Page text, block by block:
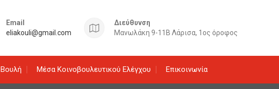
Email
eliakouli@gmail.com
Διεύθυνση
Μανωλάκη 9-11Β Λάρισα, 1ος όροφος
Βουλή Μέσα Κοινοβουλευτικού Ελέγχου Επικοινωνία